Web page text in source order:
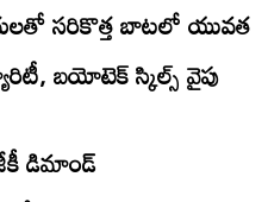
సరికొత్త బాటలో యువత
బయోటెక్‌ స్కిల్స్‌ వైపు
డిమాండ్‌